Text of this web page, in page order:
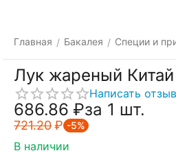
Главная / Бакалея / Специи и
Лук жареный Китай
Написать отзыв
686.86 ₽за 1 шт.
721.20₽ -5%
В наличии